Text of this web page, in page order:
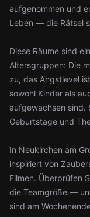
aufgenommen und
Leben — die Rätsel
Diese Räume sind
Altersgruppen: Die
zu, das Angstlevel
sowohl Kinder als
aufgewachsen sind.
Geburtstage und
In Neukirchen am
inspiriert von
Filmen. Überprüfen
die Teamgröße —
sind am